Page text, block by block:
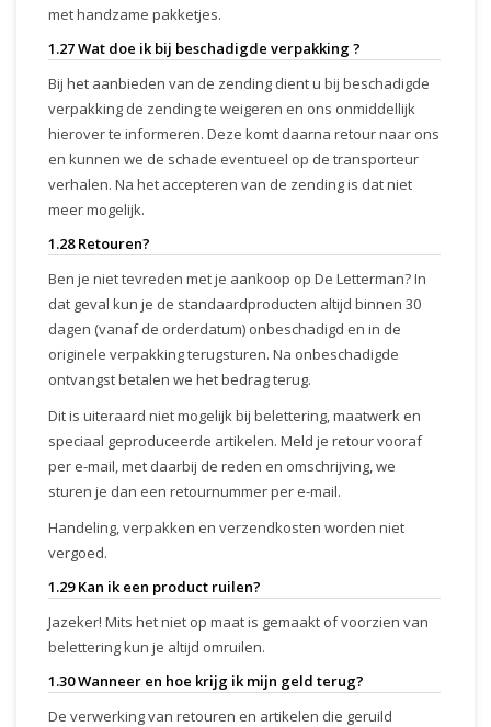
met handzame pakketjes.
1.27 Wat doe ik bij beschadigde verpakking ?
Bij het aanbieden van de zending dient u bij beschadigde
verpakking de zending te weigeren en ons onmiddellijk
hierover te informeren. Deze komt daarna retour naar ons
en kunnen we de schade eventueel op de transporteur
verhalen. Na het accepteren van de zending is dat niet
meer mogelijk.
1.28 Retouren?
Ben je niet tevreden met je aankoop op De Letterman? In
dat geval kun je de standaardproducten altijd binnen 30
dagen (vanaf de orderdatum) onbeschadigd en in de
originele verpakking terugsturen. Na onbeschadigde
ontvangst betalen we het bedrag terug.
Dit is uiteraard niet mogelijk bij belettering, maatwerk en
speciaal geproduceerde artikelen. Meld je retour vooraf
per e-mail, met daarbij de reden en omschrijving, we
sturen je dan een retournummer per e-mail.
Handeling, verpakken en verzendkosten worden niet
vergoed.
1.29 Kan ik een product ruilen?
Jazeker! Mits het niet op maat is gemaakt of voorzien van
belettering kun je altijd omruilen.
1.30 Wanneer en hoe krijg ik mijn geld terug?
De verwerking van retouren en artikelen die geruild